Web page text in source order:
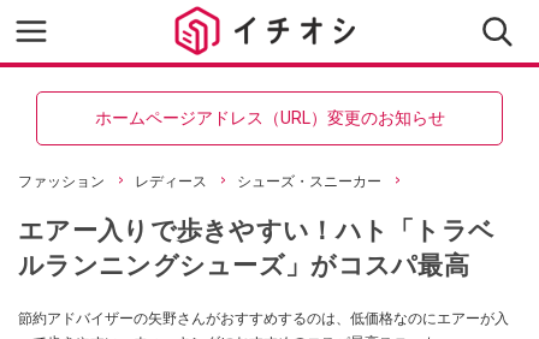
ホームページアドレス（URL）変更のお知らせ
ファッション レディース シューズ・スニーカー
エアー入りで歩きやすい！ハト「トラベ
ルランニングシューズ」がコスパ最高
節約アドバイザーの矢野さんがおすすめするのは、低価格なのにエアーが入